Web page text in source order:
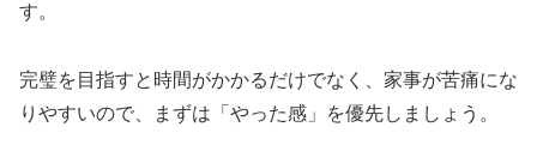
す。
完璧を目指すと時間がかかるだけでなく、家事が苦痛にな
りやすいので、まずは「やった感」を優先しましょう。